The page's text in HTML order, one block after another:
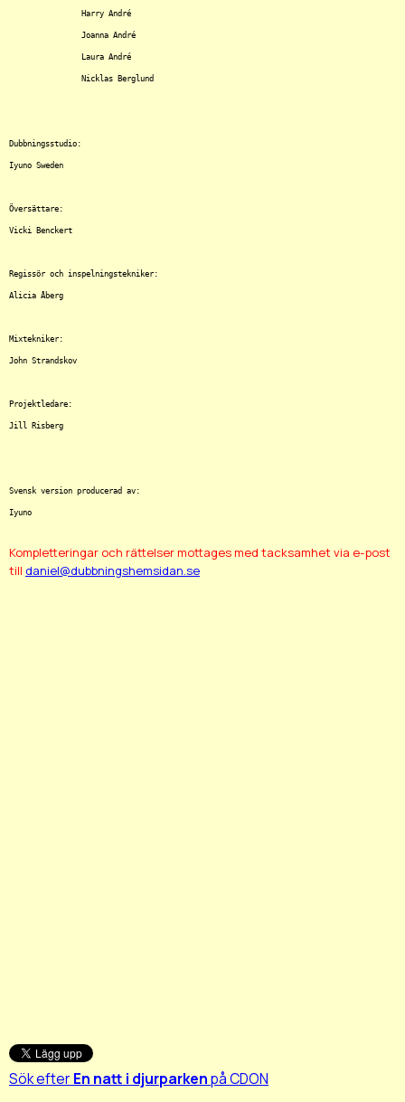
Dubbningsstudio:
Iyuno Sweden
Översättare:
Vicki Benckert
Regissör och inspelningstekniker:
Alicia Åberg
Mixtekniker:
John Strandskov
Projektledare:
Jill Risberg
Svensk version producerad av:
Kompletteringar och rättelser mottages med tacksamhet via e-post
till daniel@dubbningshemsidan.se
Sök efterEn natt i djurparkenpå CDON